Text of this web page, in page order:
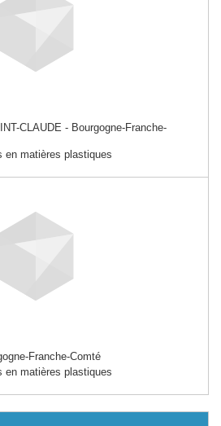
CLAUDE - Bourgogne-Franche-
en matières plastiques
Franche-Comté
en matières plastiques